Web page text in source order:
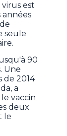
est
années
seule
90
Une
de 2014
a
vaccin
deux
le